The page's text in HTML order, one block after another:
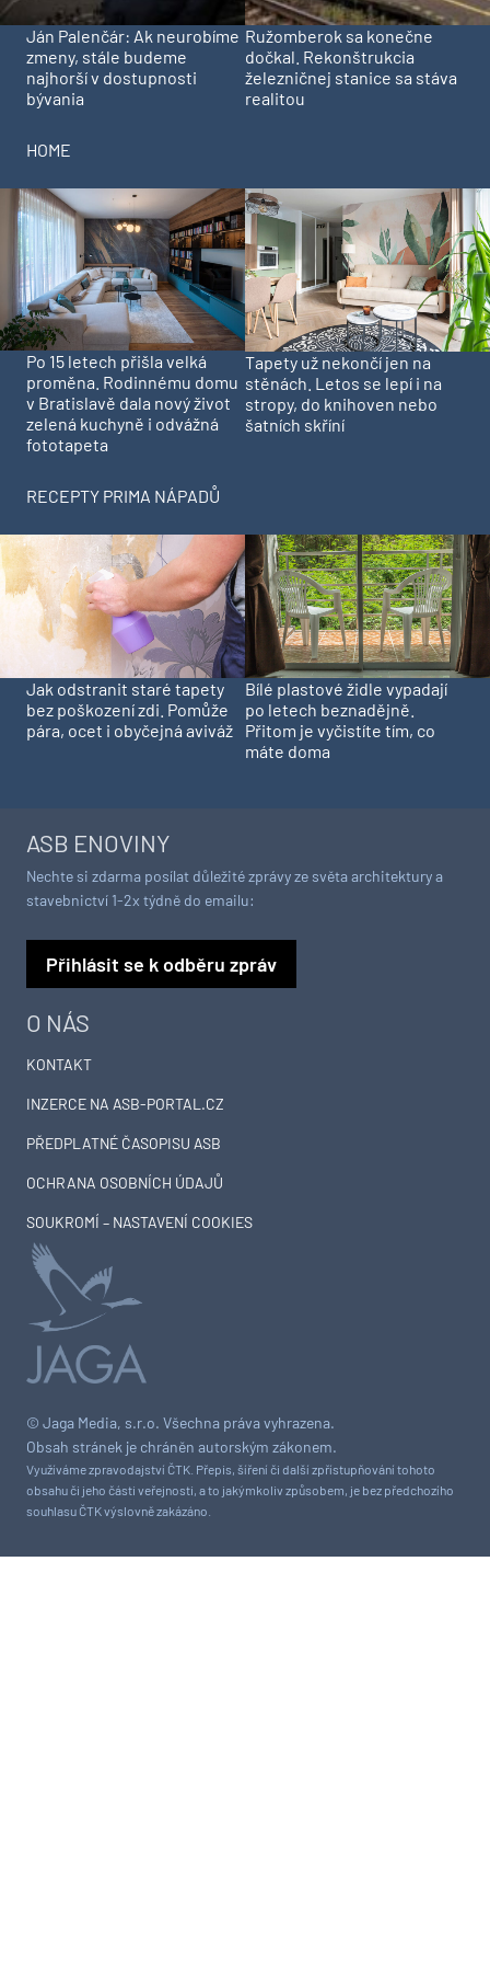
Ján Palenčár: Ak neurobíme
zmeny, stále budeme
najhorší v dostupnosti
bývania
Ružomberok sa konečne
dočkal. Rekonštrukcia
železničnej stanice sa stáva
realitou
HOME
Po 15 letech přišla velká
proměna. Rodinnému domu
v Bratislavě dala nový život
zelená kuchyně i odvážná
fototapeta
Tapety už nekončí jen na
stěnách. Letos se lepí i na
stropy, do knihoven nebo
šatních skříní
RECEPTY PRIMA NÁPADŮ
Jak odstranit staré tapety
bez poškození zdi. Pomůže
pára, ocet i obyčejná aviváž
Bílé plastové židle vypadají
po letech beznadějně.
Přitom je vyčistíte tím, co
máte doma
© Jaga Media, s.r.o. Všechna práva vyhrazena.
Obsah stránek je chráněn autorským zákonem.
Využíváme zpravodajství ČTK. Přepis, šíření či další zpřístupňování tohoto
obsahu či jeho části veřejnosti, a to jakýmkoliv způsobem, je bez předchozího
souhlasu ČTK výslovně zakázáno.
O NÁS
KONTAKT
INZERCE NA ASB-PORTAL.CZ
PŘEDPLATNÉ ČASOPISU ASB
OCHRANA OSOBNÍCH ÚDAJŮ
SOUKROMÍ – NASTAVENÍ COOKIES
ASB ENOVINY
Nechte si zdarma posílat důležité zprávy ze světa architektury a
stavebnictví 1-2x týdně do emailu:
Přihlásit se k odběru zpráv